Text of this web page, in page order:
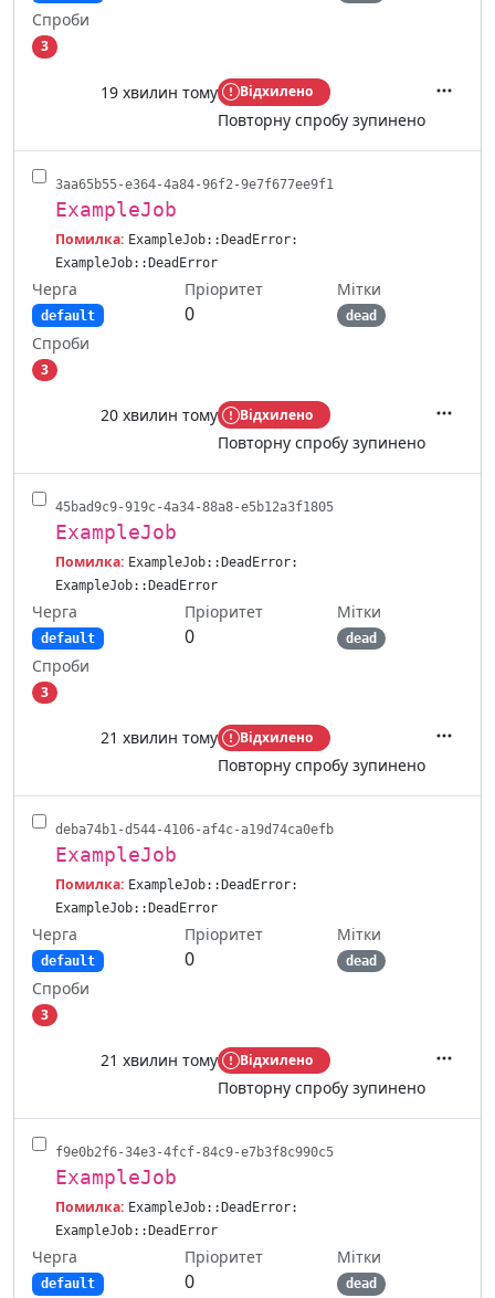
Спроби
3
19 хвилин тому Відхилено
Повторну спробу зупинено
Дії
3aa65b55-e364-4a84-96f2-9e7f677ee9f1
ExampleJob
Помилка: ExampleJob::DeadError:
ExampleJob::DeadError
Черга
default
Пріоритет
0
Мітки
dead
Спроби
3
20 хвилин тому Відхилено
Повторну спробу зупинено
45bad9c9-919c-4a34-88a8-e5b12a3f1805
ExampleJob
Помилка: ExampleJob::DeadError:
ExampleJob::DeadError
Черга
default
Пріоритет
0
Мітки
dead
Спроби
3
21 хвилин тому Відхилено
Повторну спробу зупинено
deba74b1-d544-4106-af4c-a19d74ca0efb
ExampleJob
Помилка: ExampleJob::DeadError:
ExampleJob::DeadError
Черга
default
Пріоритет
0
Мітки
dead
Спроби
3
21 хвилин тому Відхилено
Повторну спробу зупинено
f9e0b2f6-34e3-4fcf-84c9-e7b3f8c990c5
ExampleJob
Помилка: ExampleJob::DeadError:
ExampleJob::DeadError
Черга
default
Пріоритет
0
Мітки
dead